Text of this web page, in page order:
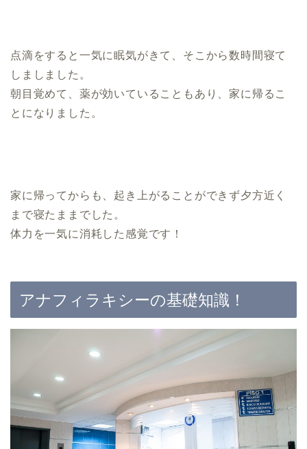
点滴をすると一気に眠気がきて、そこから数時間寝て
しましました。
朝目覚めて、薬が効いていることもあり、家に帰るこ
とになりました。
家に帰ってからも、起き上がることができず夕方近く
まで寝たままでした。
体力を一気に消耗した感覚です！
アナフィラキシーの基礎知識！